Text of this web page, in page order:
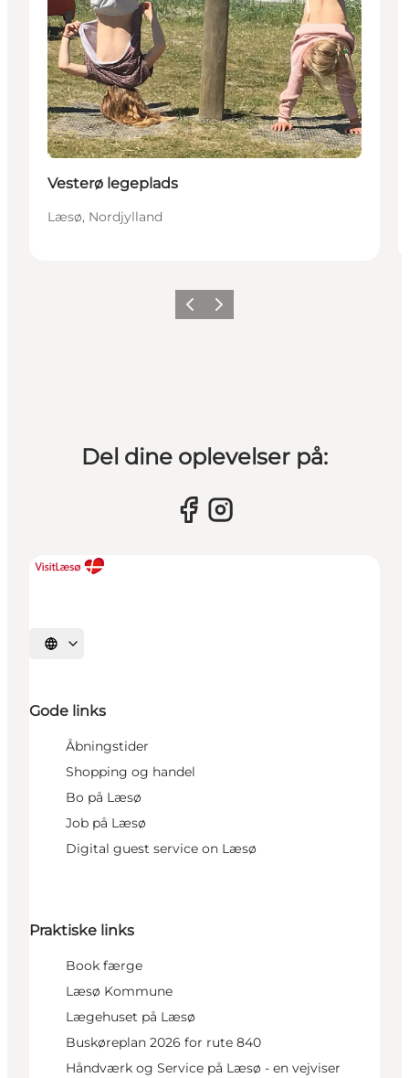
Vesterø legeplads
Læsø, Nordjylland
Forrige billede
Næste billede
Del dine oplevelser på:
Vælg sprog
Gode links
Åbningstider
Shopping og handel
Bo på Læsø
Job på Læsø
Digital guest service on Læsø
Praktiske links
Book færge
Læsø Kommune
Lægehuset på Læsø
Buskøreplan 2026 for rute 840
Håndværk og Service på Læsø - en vejviser